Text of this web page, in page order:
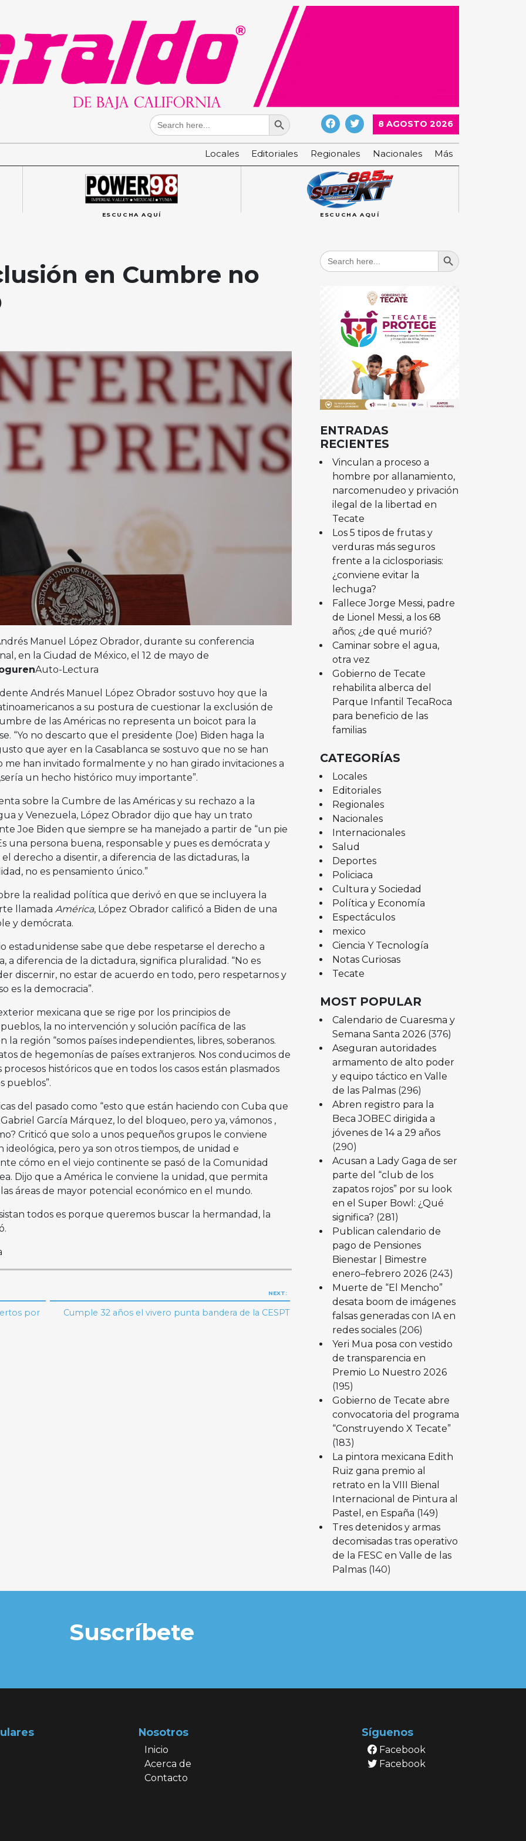
Search
for:
Search Button
8 AGOSTO 2026
Locales Editoriales Regionales Nacionales Más
ESCUCHA AQUÍ ESCUCHA AQUÍ
en Cumbre no
Manuel López Obrador, durante su conferencia
en la Ciudad de México, el 12 de mayo de
Auto-Lectura
Andrés Manuel López Obrador sostuvo hoy que la
a su postura de cuestionar la exclusión de
de las Américas no representa un boicot para la
“Yo no descarto que el presidente (Joe) Biden haga la
que ayer en la Casablanca se sostuvo que no se han
me han invitado formalmente y no han girado invitaciones a
un hecho histórico muy importante”.
sobre la Cumbre de las Américas y su rechazo a la
y Venezuela, López Obrador dijo que hay un trato
Joe Biden que siempre se ha manejado a partir de “un pie
una persona buena, responsable y pues es demócrata y
derecho a disentir, a diferencia de las dictaduras, la
no es pensamiento único.”
la realidad política que derivó en que se incluyera la
llamada América, López Obrador calificó a Biden de una
y demócrata.
estadunidense sabe que debe respetarse el derecho a
a diferencia de la dictadura, significa pluralidad. “No es
discernir, no estar de acuerdo en todo, pero respetarnos y
es la democracia”.
mexicana que se rige por los principios de
la no intervención y solución pacífica de las
la región “somos países independientes, libres, soberanos.
de hegemonías de países extranjeros. Nos conducimos de
históricos que en todos los casos están plasmados
pueblos”.
del pasado como “esto que están haciendo con Cuba que
García Márquez, lo del bloqueo, pero ya, vámonos ,
Criticó que solo a unos pequeños grupos le conviene
pero ya son otros tiempos, de unidad e
cómo en el viejo continente se pasó de la Comunidad
Dijo que a América le conviene la unidad, que permita
áreas de mayor potencial económico en el mundo.
todos es porque queremos buscar la hermandad, la
por
NEXT:
Cumple 32 años el vivero punta bandera de la CESPT
Search
for:
Search Button
ENTRADAS
RECIENTES
Vinculan a proceso a
hombre por allanamiento,
narcomenudeo y privación
ilegal de la libertad en
Tecate
Los 5 tipos de frutas y
verduras más seguros
frente a la ciclosporiasis:
¿conviene evitar la
lechuga?
Fallece Jorge Messi, padre
de Lionel Messi, a los 68
años; ¿de qué murió?
Caminar sobre el agua,
otra vez
Gobierno de Tecate
rehabilita alberca del
Parque Infantil TecaRoca
para beneficio de las
familias
CATEGORÍAS
Locales
Editoriales
Regionales
Nacionales
Internacionales
Salud
Deportes
Policiaca
Cultura y Sociedad
Política y Economía
Espectáculos
mexico
Ciencia Y Tecnología
Notas Curiosas
Tecate
MOST POPULAR
Calendario de Cuaresma y
Semana Santa 2026 (376)
Aseguran autoridades
armamento de alto poder
y equipo táctico en Valle
de las Palmas (296)
Abren registro para la
Beca JOBEC dirigida a
jóvenes de 14 a 29 años
(290)
Acusan a Lady Gaga de ser
parte del “club de los
zapatos rojos” por su look
en el Super Bowl: ¿Qué
significa? (281)
Publican calendario de
pago de Pensiones
Bienestar | Bimestre
enero–febrero 2026 (243)
Muerte de “El Mencho”
desata boom de imágenes
falsas generadas con IA en
redes sociales (206)
Yeri Mua posa con vestido
de transparencia en
Premio Lo Nuestro 2026
(195)
Gobierno de Tecate abre
convocatoria del programa
“Construyendo X Tecate”
(183)
La pintora mexicana Edith
Ruiz gana premio al
retrato en la VIII Bienal
Internacional de Pintura al
Pastel, en España (149)
Tres detenidos y armas
decomisadas tras operativo
de la FESC en Valle de las
Palmas (140)
Suscríbete
Nosotros
Inicio
Acerca de
Contacto
Síguenos
Facebook
Facebook